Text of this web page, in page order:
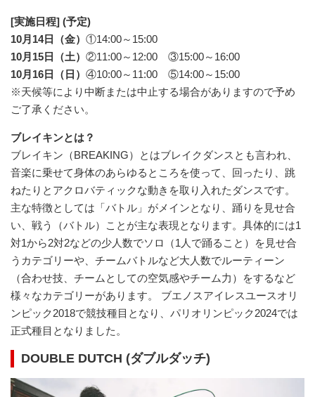
[実施日程] (予定)
10月14日（金） ①14:00～15:00
10月15日（土） ②11:00～12:00 ③15:00～16:00
10月16日（日） ④10:00～11:00 ⑤14:00～15:00
※天候等により中断または中止する場合がありますので予め
ご了承ください。
ブレイキンとは？
ブレイキン（BREAKING）とはブレイクダンスとも言われ、
音楽に乗せて身体のあらゆるところを使って、回ったり、跳
ねたりとアクロバティックな動きを取り入れたダンスです。
主な特徴としては「バトル」がメインとなり、踊りを見せ合
い、戦う（バトル）ことが主な表現となります。具体的には1
対1から2対2などの少人数でソロ（1人で踊ること）を見せ合
うカテゴリーや、チームバトルなど大人数でルーティーン
（合わせ技、チームとしての空気感やチーム力）をするなど
様々なカテゴリーがあります。 ブエノスアイレスユースオリ
ンピック2018で競技種目となり、パリオリンピック2024では
正式種目となりました。
DOUBLE DUTCH (ダブルダッチ)